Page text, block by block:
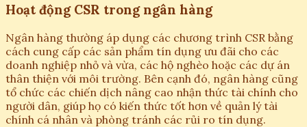
Hoạt động CSR trong ngân hàng
Ngân hàng thường áp dụng các chương trình CSR bằng
cách cung cấp các sản phẩm tín dụng ưu đãi cho các
doanh nghiệp nhỏ và vừa, các hộ nghèo hoặc các dự án
thân thiện với môi trường. Bên cạnh đó, ngân hàng cũng
tổ chức các chiến dịch nâng cao nhận thức tài chính cho
người dân, giúp họ có kiến thức tốt hơn về quản lý tài
chính cá nhân và phòng tránh các rủi ro tín dụng.